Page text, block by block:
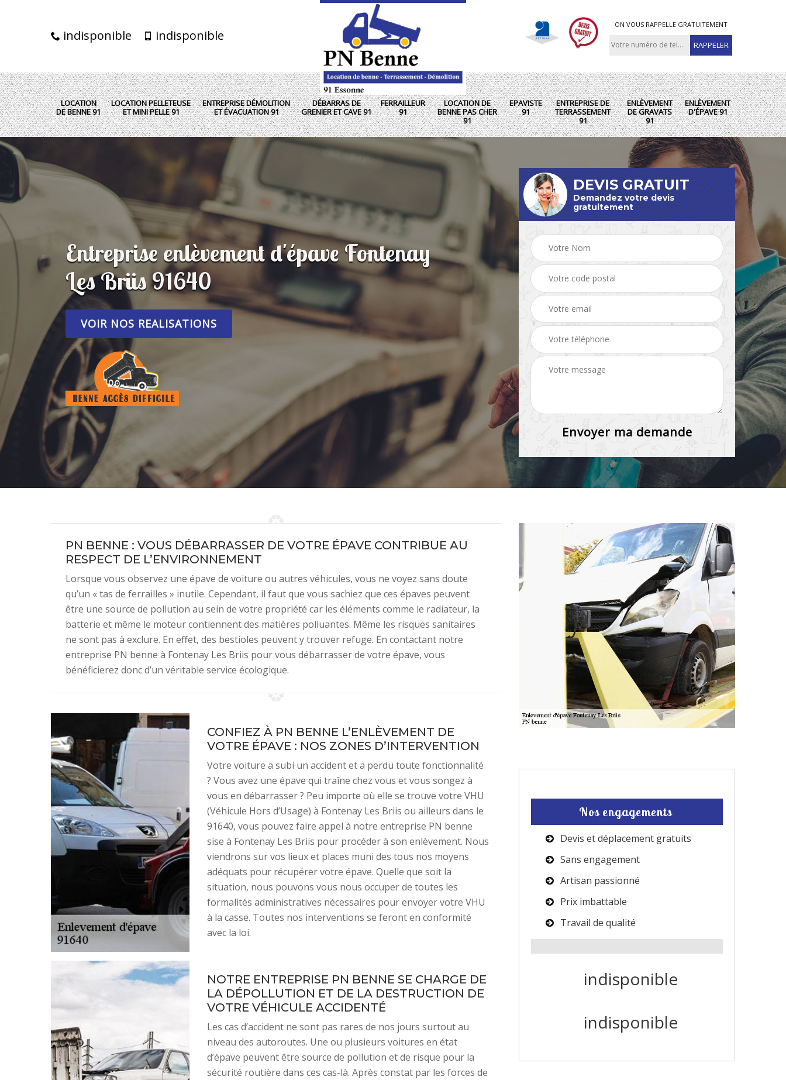
indisponible indisponible
ON VOUS RAPPELLE GRATUITEMENT
LOCATION
DE BENNE 91
LOCATION PELLETEUSE
ET MINI PELLE 91
ENTREPRISE DÉMOLITION
ET ÉVACUATION 91
DÉBARRAS DE
GRENIER ET CAVE 91
FERRAILLEUR
91
LOCATION DE
BENNE PAS CHER
91
EPAVISTE
91
ENTREPRISE DE
TERRASSEMENT
91
ENLÈVEMENT
DE GRAVATS
91
ENLÈVEMENT
D'ÉPAVE 91
Entreprise enlèvement d'épave Fontenay
Les Briis 91640
VOIR NOS REALISATIONS
DEVIS GRATUIT
Demandez votre devis
gratuitement
PN BENNE : VOUS DÉBARRASSER DE VOTRE ÉPAVE CONTRIBUE AU
RESPECT DE L’ENVIRONNEMENT
Lorsque vous observez une épave de voiture ou autres véhicules, vous ne voyez sans doute
qu’un « tas de ferrailles » inutile. Cependant, il faut que vous sachiez que ces épaves peuvent
être une source de pollution au sein de votre propriété car les éléments comme le radiateur, la
batterie et même le moteur contiennent des matières polluantes. Même les risques sanitaires
ne sont pas à exclure. En effet, des bestioles peuvent y trouver refuge. En contactant notre
entreprise PN benne à Fontenay Les Briis pour vous débarrasser de votre épave, vous
bénéficierez donc d’un véritable service écologique.
CONFIEZ À PN BENNE L’ENLÈVEMENT DE
VOTRE ÉPAVE : NOS ZONES D’INTERVENTION
Votre voiture a subi un accident et a perdu toute fonctionnalité
? Vous avez une épave qui traîne chez vous et vous songez à
vous en débarrasser ? Peu importe où elle se trouve votre VHU
(Véhicule Hors d’Usage) à Fontenay Les Briis ou ailleurs dans le
91640, vous pouvez faire appel à notre entreprise PN benne
sise à Fontenay Les Briis pour procéder à son enlèvement. Nous
viendrons sur vos lieux et places muni des tous nos moyens
adéquats pour récupérer votre épave. Quelle que soit la
situation, nous pouvons vous nous occuper de toutes les
formalités administratives nécessaires pour envoyer votre VHU
à la casse. Toutes nos interventions se feront en conformité
avec la loi.
NOTRE ENTREPRISE PN BENNE SE CHARGE DE
LA DÉPOLLUTION ET DE LA DESTRUCTION DE
VOTRE VÉHICULE ACCIDENTÉ
Les cas d’accident ne sont pas rares de nos jours surtout au
niveau des autoroutes. Une ou plusieurs voitures en état
d’épave peuvent être source de pollution et de risque pour la
sécurité routière dans ces cas-là. Après constat par les forces de
Nos engagements
Devis et déplacement gratuits
Sans engagement
Artisan passionné
Prix imbattable
Travail de qualité
indisponible
indisponible